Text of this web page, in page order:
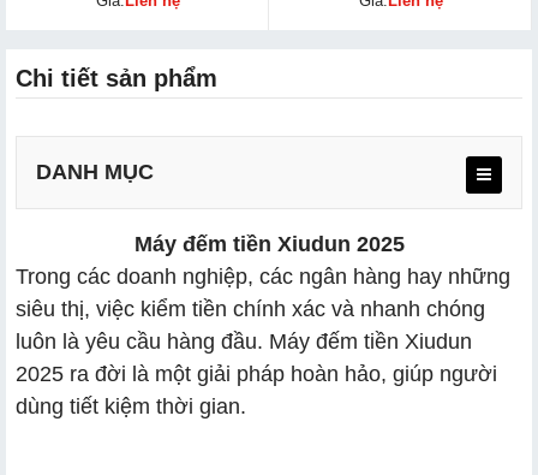
Chi tiết sản phẩm
DANH MỤC
Máy đếm tiền Xiudun 2025
Trong các doanh nghiệp, các ngân hàng hay những
siêu thị, việc kiểm tiền chính xác và nhanh chóng
luôn là yêu cầu hàng đầu. Máy đếm tiền Xiudun
2025 ra đời là một giải pháp hoàn hảo, giúp người
dùng tiết kiệm thời gian.